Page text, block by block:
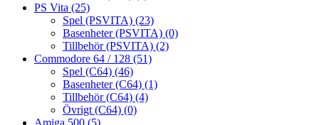
PS Vita (25)
Spel (PSVITA) (23)
Basenheter (PSVITA) (0)
Tillbehör (PSVITA) (2)
Commodore 64 / 128 (51)
Spel (C64) (46)
Basenheter (C64) (1)
Tillbehör (C64) (4)
Övrigt (C64) (0)